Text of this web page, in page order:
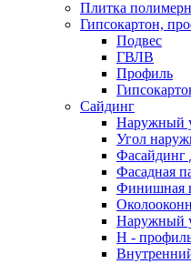
Плитка
Гипсокартон,
Подвес
ГВЛВ
Профиль
Сайдинг
Наружный
Угол
Фасайдинг
Фасадная
Финишная
Наружный
H -